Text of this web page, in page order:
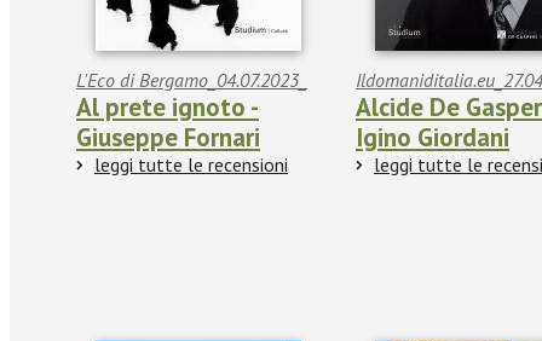
L'Eco di Bergamo_04.07.2023_
Al prete ignoto -
Giuseppe Fornari
leggi tutte le recensioni
Alcide De
Igino Giordani
leggi tutte le